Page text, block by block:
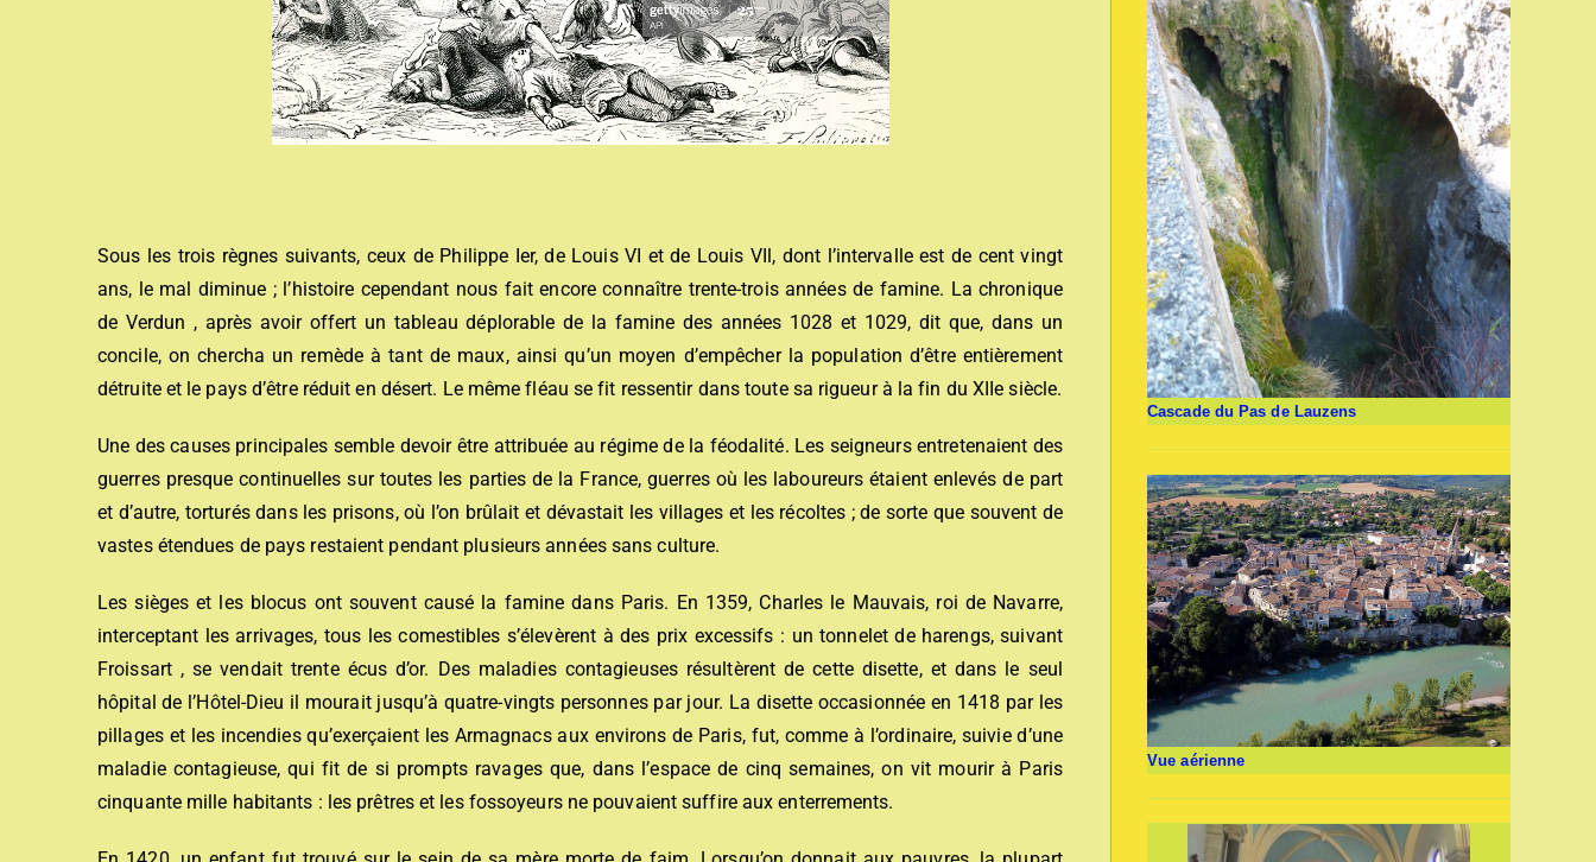
Sous les trois règnes suivants, ceux de Philippe Ier, de Louis VI et de Louis VIl, dont l’intervalle est de cent vingt
ans, le mal diminue ; l’histoire cependant nous fait encore connaître trente-trois années de famine. La chronique
de Verdun , après avoir offert un tableau déplorable de la famine des années 1028 et 1029, dit que, dans un
concile, on chercha un remède à tant de maux, ainsi qu’un moyen d’empêcher la population d’être entièrement
détruite et le pays d’être réduit en désert. Le même fléau se fit ressentir dans toute sa rigueur à la fin du XIIe siècle.
Une des causes principales semble devoir être attribuée au régime de la féodalité. Les seigneurs entretenaient des
guerres presque continuelles sur toutes les parties de la France, guerres où les laboureurs étaient enlevés de part
et d’autre, torturés dans les prisons, où l’on brûlait et dévastait les villages et les récoltes ; de sorte que souvent de
vastes étendues de pays restaient pendant plusieurs années sans culture.
Les sièges et les blocus ont souvent causé la famine dans Paris. En 1359, Charles le Mauvais, roi de Navarre,
interceptant les arrivages, tous les comestibles s’élevèrent à des prix excessifs : un tonnelet de harengs, suivant
Froissart , se vendait trente écus d’or. Des maladies contagieuses résultèrent de cette disette, et dans le seul
hôpital de l’Hôtel-Dieu il mourait jusqu’à quatre-vingts personnes par jour. La disette occasionnée en 1418 par les
pillages et les incendies qu’exerçaient les Armagnacs aux environs de Paris, fut, comme à l’ordinaire, suivie d’une
maladie contagieuse, qui fit de si prompts ravages que, dans l’espace de cinq semaines, on vit mourir à Paris
cinquante mille habitants : les prêtres et les fossoyeurs ne pouvaient suffire aux enterrements.
Cascade du Pas de Lauzens
Vue aérienne